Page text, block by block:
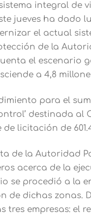
integral de
jueves ha dado
el actual
de la
el escenario
a 4,8
para el
destinada al
licitación de
de la Autoridad
acerca de la
se procedió a la
de dichas zonas.
empresas: el